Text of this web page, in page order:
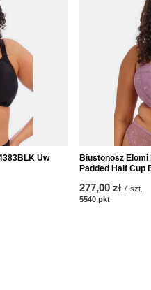
Uw
Biustonosz Elomi
Padded Half Cup
277,00 zł / szt.
5540 pkt